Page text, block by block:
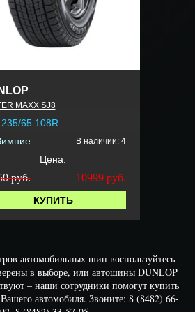
MAXX SJ8
65 108R
В наличии: 4
Цена:
руб. 10999 руб.
КУПИТЬ
автомобильных шин воспользуйтесь
в выборе, или автошины DUNLOP
– наши сотрудники помогут купить
автомобиля. Звоните: 8 (8482) 66-